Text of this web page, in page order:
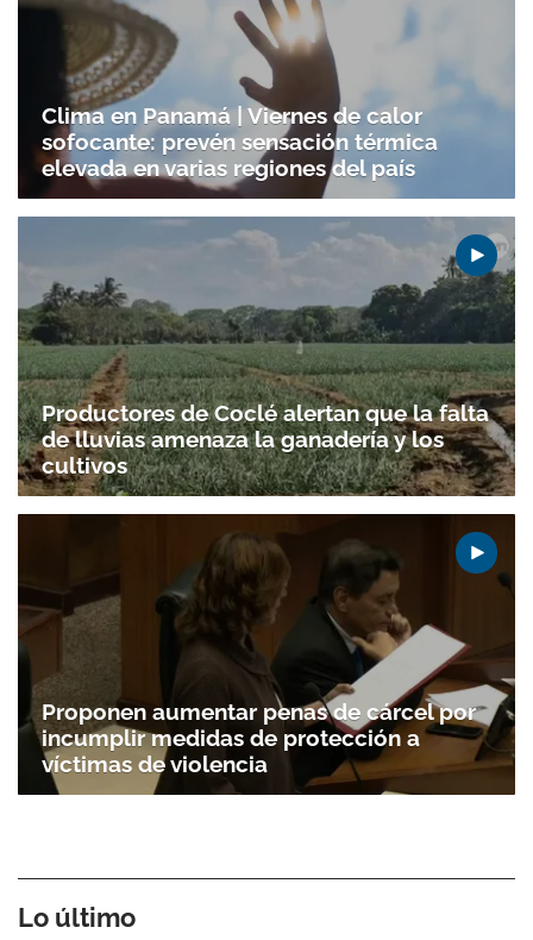
Clima en Panamá | Viernes de calor
sofocante: prevén sensación térmica
elevada en varias regiones del país
Productores de Coclé alertan que la falta
de lluvias amenaza la ganadería y los
cultivos
Proponen aumentar penas de cárcel por
incumplir medidas de protección a
víctimas de violencia
Lo último